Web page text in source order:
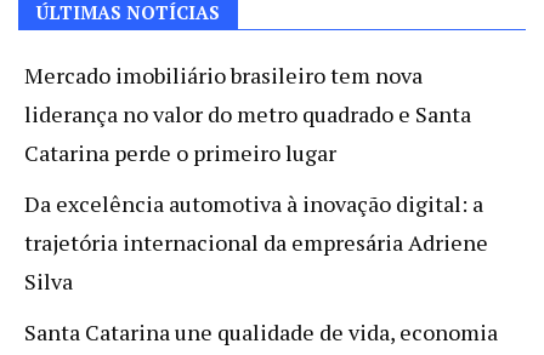
ÚLTIMAS NOTÍCIAS
Mercado imobiliário brasileiro tem nova
liderança no valor do metro quadrado e Santa
Catarina perde o primeiro lugar
Da excelência automotiva à inovação digital: a
trajetória internacional da empresária Adriene
Silva
Santa Catarina une qualidade de vida, economia